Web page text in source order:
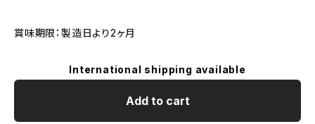
賞味期限：製造日より2ヶ月
International shipping available
Add to cart